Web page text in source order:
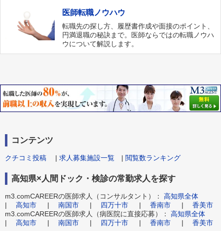
医師転職ノウハウ
転職先の探し方、履歴書作成や面接のポイント、
円満退職の秘訣まで。医師ならではの転職ノウハ
ウについて解説します。
コンテンツ
クチコミ投稿 | 求人募集施設一覧 | 閲覧数ランキング
高知県×人間ドック・検診の常勤求人を探す
m3.comCAREERの医師求人（コンサルタント）： 高知県全体
| 高知市 | 南国市 | 四万十市 | 香南市 | 香美市
m3.comCAREERの医師求人（病医院に直接応募）： 高知県全体
| 高知市 | 南国市 | 四万十市 | 香南市 | 香美市